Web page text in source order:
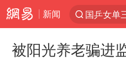
新闻
国乒女单
浙江上海
被阳光养老骗进